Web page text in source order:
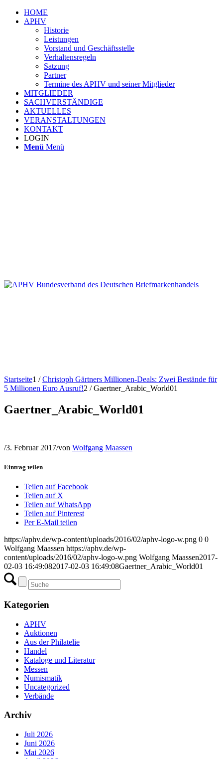
HOME
APHV
Historie
Leistungen
Vorstand und Geschäftsstelle
Verhaltensregeln
Satzung
Partner
Termine des APHV und seiner Mitglieder
MITGLIEDER
SACHVERSTÄNDIGE
AKTUELLES
VERANSTALTUNGEN
KONTAKT
LOGIN
Menü Menü
Startseite1 / Christoph Gärtners Millionen-Deals: Zwei Bestände für
5 Millionen Euro Ausruf!2 / Gaertner_Arabic_World01
Gaertner_Arabic_World01
/3. Februar 2017/von Wolfgang Maassen
Eintrag teilen
Teilen auf Facebook
Teilen auf X
Teilen auf WhatsApp
Teilen auf Pinterest
Per E-Mail teilen
https://aphv.de/wp-content/uploads/2016/02/aphv-logo-w.png 0 0
Wolfgang Maassen https://aphv.de/wp-
content/uploads/2016/02/aphv-logo-w.png Wolfgang Maassen2017-
02-03 16:49:082017-02-03 16:49:08Gaertner_Arabic_World01
Kategorien
APHV
Auktionen
Aus der Philatelie
Handel
Kataloge und Literatur
Messen
Numismatik
Uncategorized
Verbände
Archiv
Juli 2026
Juni 2026
Mai 2026